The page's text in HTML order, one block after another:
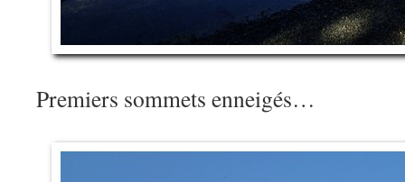
Premiers sommets enneigés…